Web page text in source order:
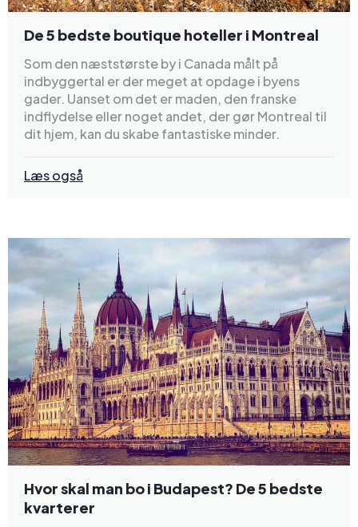
De 5 bedste boutique hoteller i Montreal
Som den næststørste by i Canada målt på
indbyggertal er der meget at opdage i byens
gader. Uanset om det er maden, den franske
indflydelse eller noget andet, der gør Montreal til
dit hjem, kan du skabe fantastiske minder.
Læs også
Hvor skal man bo i Budapest? De 5 bedste
kvarterer